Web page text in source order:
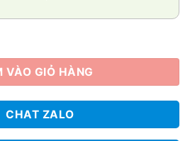
VÀO GIỎ HÀNG
CHAT ZALO